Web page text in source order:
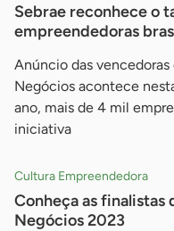
Sebrae reconhece o
empreendedoras
Anúncio das
Negócios acontece
ano, mais de 4 mil
iniciativa
Cultura Empreendedora
Conheça as finalistas
Negócios 2023